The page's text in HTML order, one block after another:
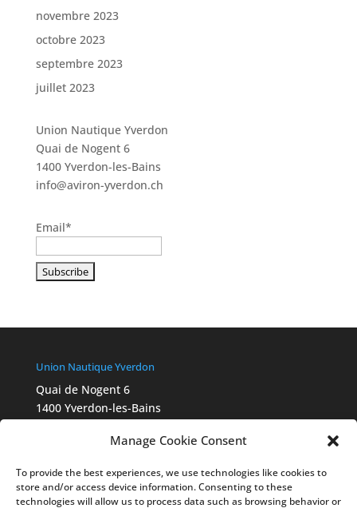
Manage Cookie Consent
To provide the best experiences, we use technologies like cookies to
store and/or access device information. Consenting to these
technologies will allow us to process data such as browsing behavior or
novembre 2023
octobre 2023
septembre 2023
juillet 2023
Union Nautique Yverdon
Quai de Nogent 6
1400 Yverdon-les-Bains
info@aviron-yverdon.ch
Email*
Union Nautique Yverdon
Quai de Nogent 6
1400 Yverdon-les-Bains
Chartes Swiss Olympic
Ethik-Statut 2022_final_Webversion_FR
Legal